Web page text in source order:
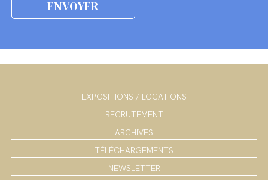
EXPOSITIONS / LOCATIONS
RECRUTEMENT
ARCHIVES
TÉLÉCHARGEMENTS
NEWSLETTER